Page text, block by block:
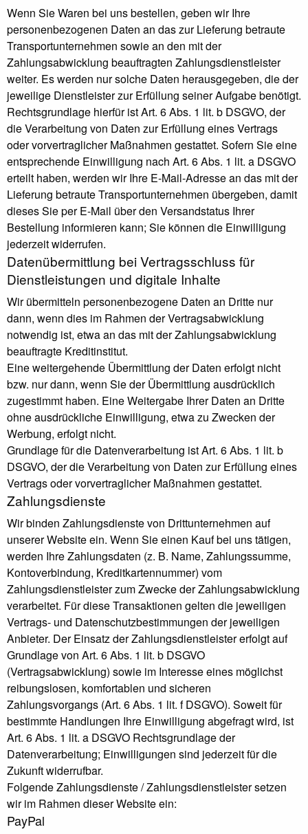
Wenn Sie Waren bei uns bestellen, geben wir Ihre
personenbezogenen Daten an das zur Lieferung betraute
Transportunternehmen sowie an den mit der
Zahlungsabwicklung beauftragten Zahlungsdienstleister
weiter. Es werden nur solche Daten herausgegeben, die der
jeweilige Dienstleister zur Erfüllung seiner Aufgabe benötigt.
Rechtsgrundlage hierfür ist Art. 6 Abs. 1 lit. b DSGVO, der
die Verarbeitung von Daten zur Erfüllung eines Vertrags
oder vorvertraglicher Maßnahmen gestattet. Sofern Sie eine
entsprechende Einwilligung nach Art. 6 Abs. 1 lit. a DSGVO
erteilt haben, werden wir Ihre E-Mail-Adresse an das mit der
Lieferung betraute Transportunternehmen übergeben, damit
dieses Sie per E-Mail über den Versandstatus Ihrer
Bestellung informieren kann; Sie können die Einwilligung
jederzeit widerrufen.
Daten­übermittlung bei Vertragsschluss für
Dienstleistungen und digitale Inhalte
Wir übermitteln personenbezogene Daten an Dritte nur
dann, wenn dies im Rahmen der Vertragsabwicklung
notwendig ist, etwa an das mit der Zahlungsabwicklung
beauftragte Kreditinstitut.
Eine weitergehende Übermittlung der Daten erfolgt nicht
bzw. nur dann, wenn Sie der Übermittlung ausdrücklich
zugestimmt haben. Eine Weitergabe Ihrer Daten an Dritte
ohne ausdrückliche Einwilligung, etwa zu Zwecken der
Werbung, erfolgt nicht.
Grundlage für die Datenverarbeitung ist Art. 6 Abs. 1 lit. b
DSGVO, der die Verarbeitung von Daten zur Erfüllung eines
Vertrags oder vorvertraglicher Maßnahmen gestattet.
Zahlungsdienste
Wir binden Zahlungsdienste von Drittunternehmen auf
unserer Website ein. Wenn Sie einen Kauf bei uns tätigen,
werden Ihre Zahlungsdaten (z. B. Name, Zahlungssumme,
Kontoverbindung, Kreditkartennummer) vom
Zahlungsdienstleister zum Zwecke der Zahlungsabwicklung
verarbeitet. Für diese Transaktionen gelten die jeweiligen
Vertrags- und Datenschutzbestimmungen der jeweiligen
Anbieter. Der Einsatz der Zahlungsdienstleister erfolgt auf
Grundlage von Art. 6 Abs. 1 lit. b DSGVO
(Vertragsabwicklung) sowie im Interesse eines möglichst
reibungslosen, komfortablen und sicheren
Zahlungsvorgangs (Art. 6 Abs. 1 lit. f DSGVO). Soweit für
bestimmte Handlungen Ihre Einwilligung abgefragt wird, ist
Art. 6 Abs. 1 lit. a DSGVO Rechtsgrundlage der
Datenverarbeitung; Einwilligungen sind jederzeit für die
Zukunft widerrufbar.
Folgende Zahlungsdienste / Zahlungsdienstleister setzen
wir im Rahmen dieser Website ein:
PayPal